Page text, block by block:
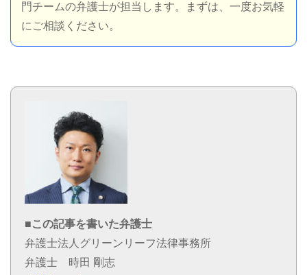
門チームの弁護士が担当します。まずは、一度お気軽
にご相談ください。
■この記事を書いた弁護士
弁護士法人グリーンリーフ法律事務所
弁護士 時田 剛志